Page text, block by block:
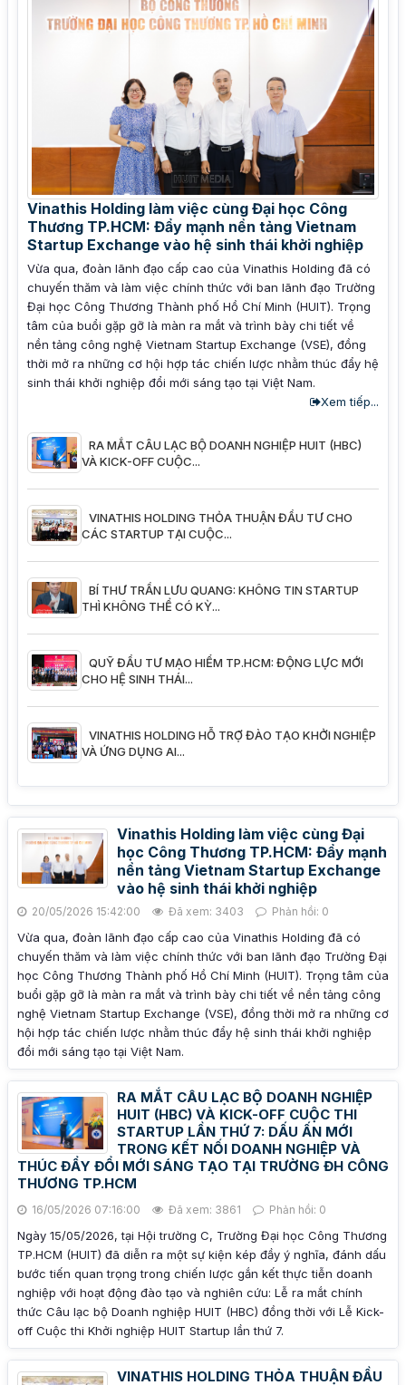
Vinathis Holding làm việc cùng Đại học Công
Thương TP.HCM: Đẩy mạnh nền tảng Vietnam
Startup Exchange vào hệ sinh thái khởi nghiệp
Vừa qua, đoàn lãnh đạo cấp cao của Vinathis Holding đã có
chuyến thăm và làm việc chính thức với ban lãnh đạo Trường
Đại học Công Thương Thành phố Hồ Chí Minh (HUIT). Trọng
tâm của buổi gặp gỡ là màn ra mắt và trình bày chi tiết về
nền tảng công nghệ Vietnam Startup Exchange (VSE), đồng
thời mở ra những cơ hội hợp tác chiến lược nhằm thúc đẩy hệ
sinh thái khởi nghiệp đổi mới sáng tạo tại Việt Nam.
Xem tiếp...
RA MẮT CÂU LẠC BỘ DOANH NGHIỆP HUIT (HBC)
VÀ KICK-OFF CUỘC...
VINATHIS HOLDING THỎA THUẬN ĐẦU TƯ CHO
CÁC STARTUP TẠI CUỘC...
BÍ THƯ TRẦN LƯU QUANG: KHÔNG TIN STARTUP
THÌ KHÔNG THỂ CÓ KỲ...
QUỸ ĐẦU TƯ MẠO HIỂM TP.HCM: ĐỘNG LỰC MỚI
CHO HỆ SINH THÁI...
VINATHIS HOLDING HỖ TRỢ ĐÀO TẠO KHỞI NGHIỆP
VÀ ỨNG DỤNG AI...
Vinathis Holding làm việc cùng Đại
học Công Thương TP.HCM: Đẩy mạnh
nền tảng Vietnam Startup Exchange
vào hệ sinh thái khởi nghiệp
20/05/2026 15:42:00 Đã xem: 3403 Phản hồi: 0
Vừa qua, đoàn lãnh đạo cấp cao của Vinathis Holding đã có
chuyến thăm và làm việc chính thức với ban lãnh đạo Trường Đại
học Công Thương Thành phố Hồ Chí Minh (HUIT). Trọng tâm của
buổi gặp gỡ là màn ra mắt và trình bày chi tiết về nền tảng công
nghệ Vietnam Startup Exchange (VSE), đồng thời mở ra những cơ
hội hợp tác chiến lược nhằm thúc đẩy hệ sinh thái khởi nghiệp
đổi mới sáng tạo tại Việt Nam.
RA MẮT CÂU LẠC BỘ DOANH NGHIỆP
HUIT (HBC) VÀ KICK-OFF CUỘC THI
STARTUP LẦN THỨ 7: DẤU ẤN MỚI
TRONG KẾT NỐI DOANH NGHIỆP VÀ
THÚC ĐẨY ĐỔI MỚI SÁNG TẠO TẠI TRƯỜNG ĐH CÔNG
THƯƠNG TP.HCM
16/05/2026 07:16:00 Đã xem: 3861 Phản hồi: 0
Ngày 15/05/2026, tại Hội trường C, Trường Đại học Công Thương
TP.HCM (HUIT) đã diễn ra một sự kiện kép đầy ý nghĩa, đánh dấu
bước tiến quan trọng trong chiến lược gắn kết thực tiễn doanh
nghiệp với hoạt động đào tạo và nghiên cứu: Lễ ra mắt chính
thức Câu lạc bộ Doanh nghiệp HUIT (HBC) đồng thời với Lễ Kick-
off Cuộc thi Khởi nghiệp HUIT Startup lần thứ 7.
VINATHIS HOLDING THỎA THUẬN ĐẦU